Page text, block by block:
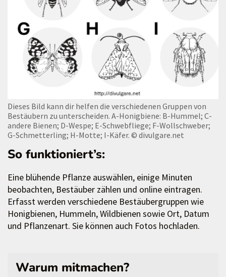
Dieses Bild kann dir helfen die verschiedenen Gruppen von
Bestäubern zu unterscheiden. A-Honigbiene: B-Hummel; C-
andere Bienen; D-Wespe; E-Schwebfliege; F-Wollschweber;
G-Schmetterling; H-Motte; I-Käfer. © divulgare.net
So funktioniert’s:
Eine blühende Pflanze auswählen, einige Minuten
beobachten, Bestäuber zählen und online eintragen.
Erfasst werden verschiedene Bestäubergruppen wie
Honigbienen, Hummeln, Wildbienen sowie Ort, Datum
und Pflanzenart. Sie können auch Fotos hochladen.
Warum mitmachen?